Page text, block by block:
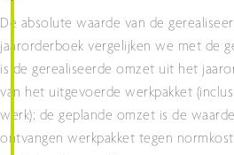
De absolute waarde van de
jaarorderboek vergelijken we met de
is de gerealiseerde omzet uit het
van het uitgevoerde werkpakket
werk); de geplande omzet is de
ontvangen werkpakket tegen